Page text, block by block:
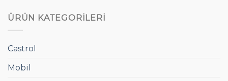
ÜRÜN KATEGORILERI
Castrol
Mobil